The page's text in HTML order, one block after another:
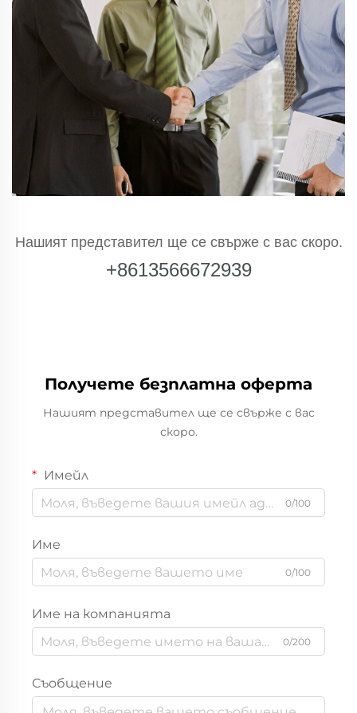
Нашият представител ще се свърже с вас скоро.
+8613566672939
Получете безплатна оферта
Нашият представител ще се свърже с вас
скоро.
Имейл
0/100
Име
0/100
Име на компанията
0/200
Съобщение